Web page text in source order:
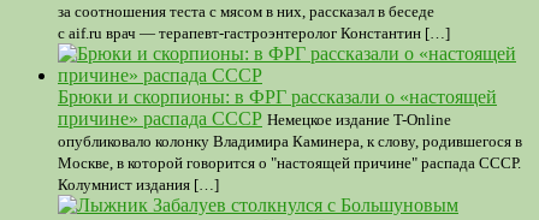
за соотношения теста с мясом в них, рассказал в беседе
с aif.ru врач — терапевт-гастроэнтеролог Константин […]
Брюки и скорпионы: в ФРГ рассказали о «настоящей
причине» распада СССР Немецкое издание T-Online
опубликовало колонку Владимира Каминера, к слову, родившегося в
Москве, в которой говорится о "настоящей причине" распада СССР.
Колумнист издания […]